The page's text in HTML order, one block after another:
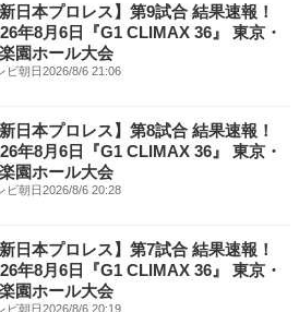
新日本プロレス】第9試合 結果速報！
年8月6日『G1 CLIMAX 36』 東京・
園ホール大会
ビ朝日2026/8/6 21:06
新日本プロレス】第8試合 結果速報！
年8月6日『G1 CLIMAX 36』 東京・
園ホール大会
ビ朝日2026/8/6 20:28
新日本プロレス】第7試合 結果速報！
年8月6日『G1 CLIMAX 36』 東京・
園ホール大会
ビ朝日2026/8/6 20:19